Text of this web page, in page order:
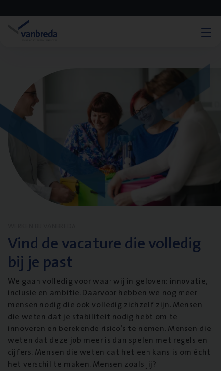
Vind de vacature die volledig
bij je past
We gaan volledig voor waar wij in geloven: innovatie,
inclusie en ambitie. Daarvoor hebben we nog meer
mensen nodig die ook volledig zichzelf zijn. Mensen
die weten dat je stabiliteit nodig hebt om te
innoveren en berekende risico’s te nemen. Mensen die
weten dat deze job meer is dan spelen met regels en
cijfers. Mensen die weten dat het een kans is om écht
het verschil te maken. Mensen zoals jij?